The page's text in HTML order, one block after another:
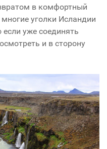
в комфортный
уголки Исландии
если уже соединять
и в сторону